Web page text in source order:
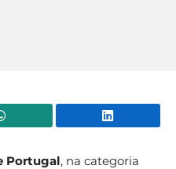
WhatsApp
Portugal, na categoria